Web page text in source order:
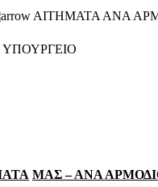
ΑΙΤΗΜΑΤΑ ΑΝΑ
MAΣ – ΑΝΑ